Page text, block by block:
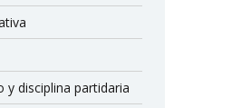
y disciplina partidaria